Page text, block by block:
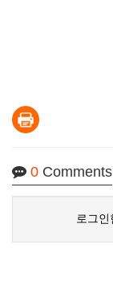
0 Comments
로그